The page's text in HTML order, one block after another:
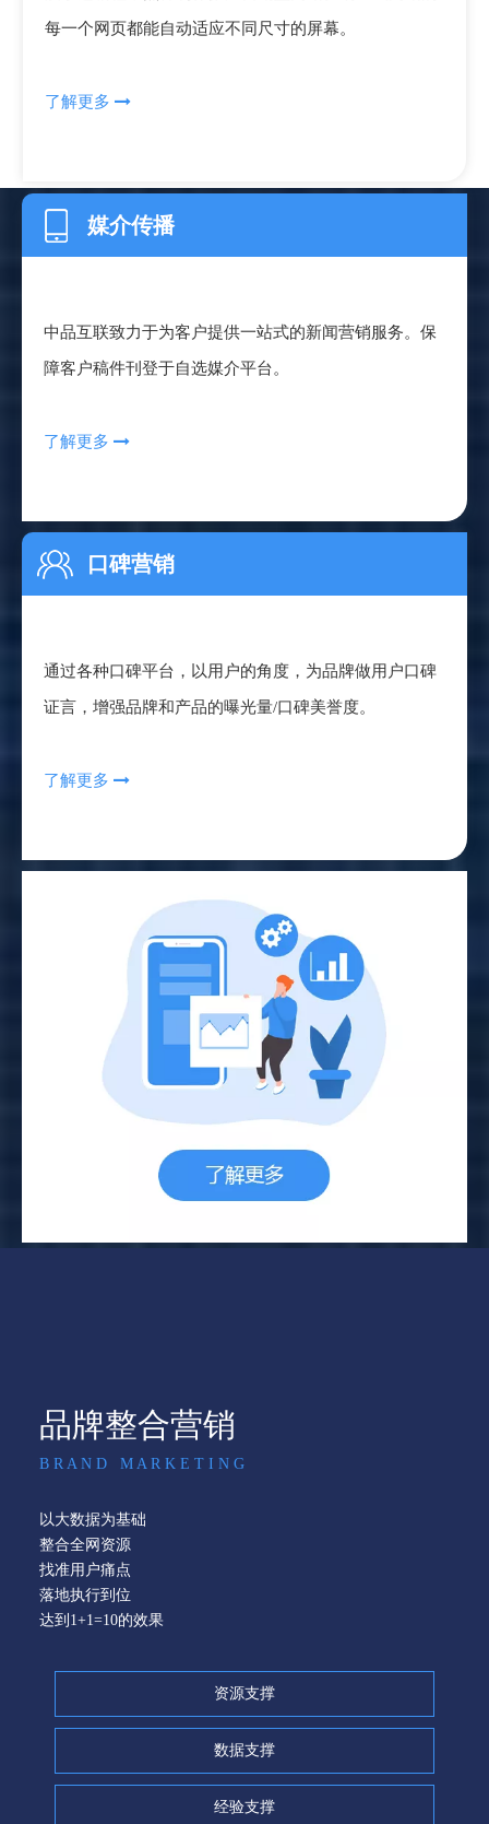
每一个网页都能自动适应不同尺寸的屏幕。
了解更多 
媒介传播
中品互联致力于为客户提供一站式的新闻营销服务。保
障客户稿件刊登于自选媒介平台。
了解更多 
口碑营销
通过各种口碑平台，以用户的角度，为品牌做用户口碑
证言，增强品牌和产品的曝光量/口碑美誉度。
了解更多 
品牌整合营销
B R A N D M A R K E T I N G
以大数据为基础
整合全网资源
找准用户痛点
落地执行到位
达到1+1=10的效果
资源支撑
数据支撑
经验支撑